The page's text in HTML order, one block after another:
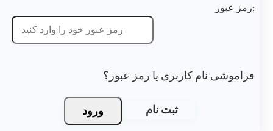
رمز عبور:
فراموشی نام کاربری یا رمز عبور؟
ورود ثبت نام